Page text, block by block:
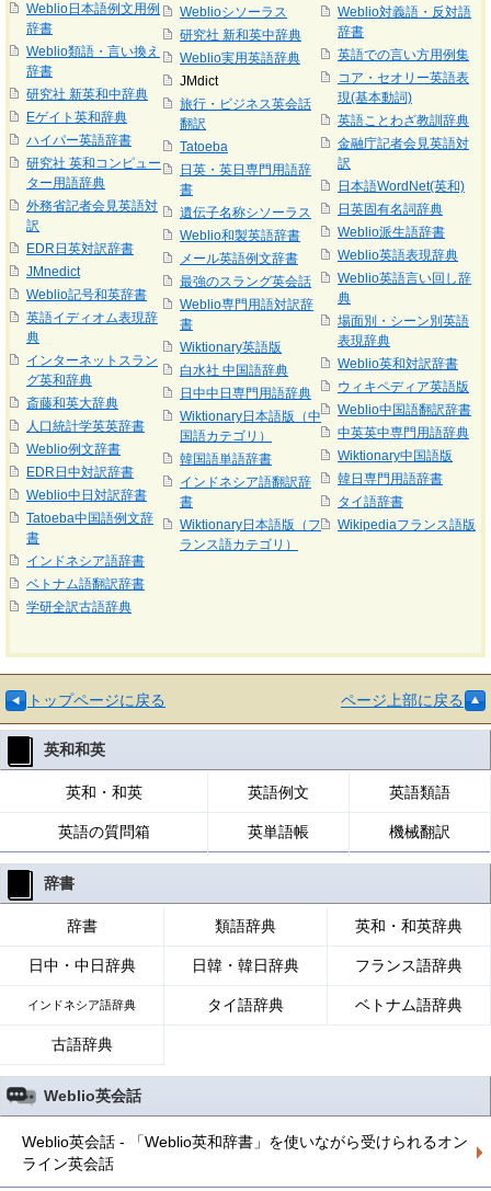
Weblio日本語例文用例
辞書
Weblio類語・言い換え
辞書
研究社 新英和中辞典
Eゲイト英和辞典
ハイパー英語辞書
研究社 英和コンピュー
ター用語辞典
外務省記者会見英語対
訳
EDR日英対訳辞書
JMnedict
Weblio記号和英辞書
英語イディオム表現辞
典
インターネットスラン
グ英和辞典
斎藤和英大辞典
人口統計学英英辞書
Weblio例文辞書
EDR日中対訳辞書
Weblio中日対訳辞書
Tatoeba中国語例文辞
書
インドネシア語辞書
ベトナム語翻訳辞書
学研全訳古語辞典
Weblioシソーラス
研究社 新和英中辞典
Weblio実用英語辞典
JMdict
旅行・ビジネス英会話
翻訳
Tatoeba
日英・英日専門用語辞
書
遺伝子名称シソーラス
Weblio和製英語辞書
メール英語例文辞書
最強のスラング英会話
Weblio専門用語対訳辞
書
Wiktionary英語版
白水社 中国語辞典
日中中日専門用語辞典
Wiktionary日本語版（中
国語カテゴリ）
韓国語単語辞書
インドネシア語翻訳辞
書
Wiktionary日本語版（フ
ランス語カテゴリ）
Weblio対義語・反対語
辞書
英語での言い方用例集
コア・セオリー英語表
現(基本動詞)
英語ことわざ教訓辞典
金融庁記者会見英語対
訳
日本語WordNet(英和)
日英固有名詞辞典
Weblio派生語辞書
Weblio英語表現辞典
Weblio英語言い回し辞
典
場面別・シーン別英語
表現辞典
Weblio英和対訳辞書
ウィキペディア英語版
Weblio中国語翻訳辞書
中英英中専門用語辞典
Wiktionary中国語版
韓日専門用語辞書
タイ語辞書
Wikipediaフランス語版
トップページに戻る ページ上部に戻る
英和和英
英和・和英 英語例文 英語類語
英語の質問箱 英単語帳 機械翻訳
辞書
辞書 類語辞典 英和・和英辞典
日中・中日辞典 日韓・韓日辞典 フランス語辞典
インドネシア語辞典 タイ語辞典 ベトナム語辞典
古語辞典
Weblio英会話
Weblio英会話 - 「Weblio英和辞書」を使いながら受けられるオン
ライン英会話